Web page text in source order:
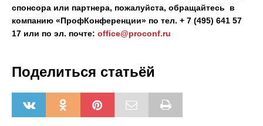
спонсора или партнера, пожалуйста, обращайтесь в
компанию «ПрофКонференции» по тел. + 7 (495) 641 57
17 или по эл. почте: office@proconf.ru
Поделиться статьёй